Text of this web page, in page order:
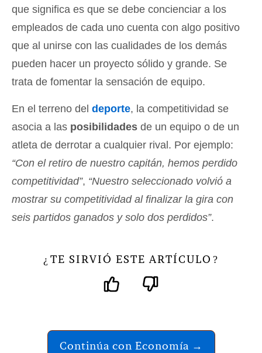
que significa es que se debe concienciar a los
empleados de cada uno cuenta con algo positivo
que al unirse con las cualidades de los demás
pueden hacer un proyecto sólido y grande. Se
trata de fomentar la sensación de equipo.
En el terreno del deporte, la competitividad se
asocia a las posibilidades de un equipo o de un
atleta de derrotar a cualquier rival. Por ejemplo:
“Con el retiro de nuestro capitán, hemos perdido
competitividad”, “Nuestro seleccionado volvió a
mostrar su competitividad al finalizar la gira con
seis partidos ganados y solo dos perdidos”.
¿ TE SIRVIÓ ESTE ARTÍCULO ?
Continúa con Economía →